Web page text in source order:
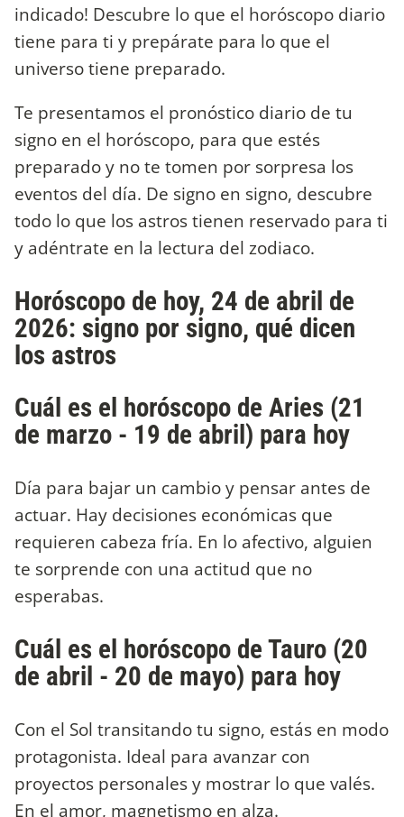
indicado! Descubre lo que el horóscopo diario
tiene para ti y prepárate para lo que el
universo tiene preparado.
Te presentamos el pronóstico diario de tu
signo en el horóscopo, para que estés
preparado y no te tomen por sorpresa los
eventos del día. De signo en signo, descubre
todo lo que los astros tienen reservado para ti
y adéntrate en la lectura del zodiaco.
Horóscopo de hoy, 24 de abril de
2026: signo por signo, qué dicen
los astros
Cuál es el horóscopo de Aries (21
de marzo - 19 de abril) para hoy
Día para bajar un cambio y pensar antes de
actuar. Hay decisiones económicas que
requieren cabeza fría. En lo afectivo, alguien
te sorprende con una actitud que no
esperabas.
Cuál es el horóscopo de Tauro (20
de abril - 20 de mayo) para hoy
Con el Sol transitando tu signo, estás en modo
protagonista. Ideal para avanzar con
proyectos personales y mostrar lo que valés.
En el amor, magnetismo en alza.